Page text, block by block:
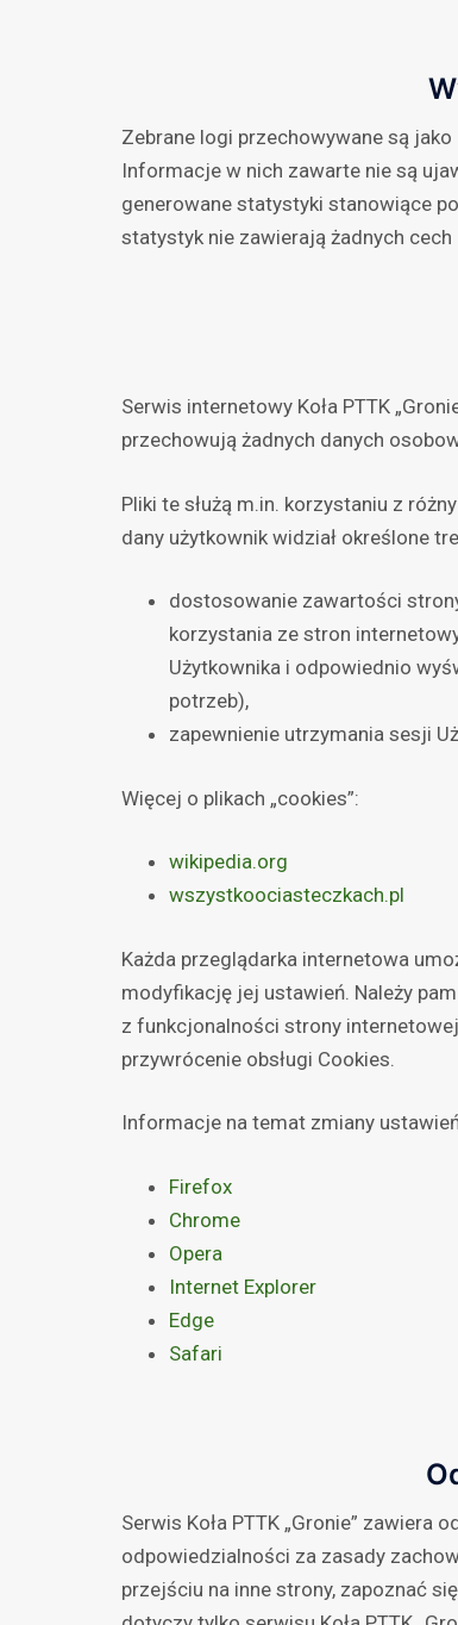
Zebrane logi przechowywane są
Informacje w nich zawarte nie są
generowane statystyki stanowiące
statystyk nie zawierają żadnych
Serwis internetowy Koła PTTK
przechowują żadnych danych
Pliki te służą m.in. korzystaniu z
dany użytkownik widział określone
dostosowanie zawartości
korzystania ze stron
Użytkownika i odpowiednio
potrzeb),
zapewnienie utrzymania sesji
Więcej o plikach „cookies”:
wikipedia.org
wszystkoociasteczkach.pl
Każda przeglądarka internetowa
modyfikację jej ustawień. Należy
z funkcjonalności strony
przywrócenie obsługi Cookies.
Informacje na temat zmiany
Firefox
Chrome
Opera
Internet Explorer
Edge
Safari
Serwis Koła PTTK „Gronie”
odpowiedzialności za zasady
przejściu na inne strony, zapoznać